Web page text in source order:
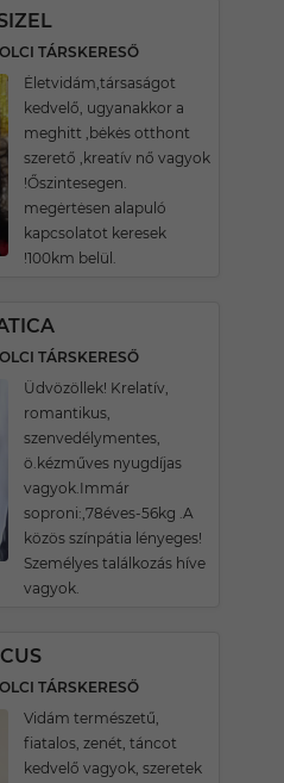
TÁRSKERESŐ
Ėletvidám,társaságot
kedvelő, ugyanakkor a
meghitt ,bėkės otthont
szerető ,kreatív nő vagyok
!Őszintesegen.
megėrtėsen alapuló
kapcsolatot keresek
!100km belül.
TÁRSKERESŐ
Üdvözöllek! Krelatív,
romantikus,
szenvedélymentes,
ö.kézműves nyugdíjas
vagyok.Immár
soproni:,78éves-56kg .A
közös színpátia lényeges!
Személyes találkozás híve
vagyok.
TÁRSKERESŐ
Vidám természetű,
fiatalos, zenét, táncot
kedvelő vagyok, szeretek